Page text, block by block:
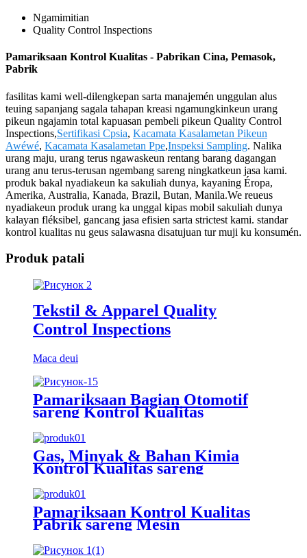
Ngamimitian
Quality Control Inspections
Pamariksaan Kontrol Kualitas - Pabrikan Cina, Pemasok,
Pabrik
fasilitas kami well-dilengkepan sarta manajemén unggulan alus
teuing sapanjang sagala tahapan kreasi ngamungkinkeun urang
pikeun ngajamin total kapuasan pembeli pikeun Quality Control
Inspections,Sertifikasi Cpsia, Kacamata Kasalametan Pikeun
Awéwé, Kacamata Kasalametan Ppe,Inspeksi Sampling. Nalika
urang maju, urang terus ngawaskeun rentang barang dagangan
urang anu terus-terusan ngembang sareng ningkatkeun jasa kami.
produk bakal nyadiakeun ka sakuliah dunya, kayaning Éropa,
Amerika, Australia, Kanada, Brazil, Butan, Manila.We reueus
nyadiakeun produk urang ka unggal kipas mobil sakuliah dunya
kalayan fléksibel, gancang jasa efisien sarta strictest kami. standar
kontrol kualitas nu geus salawasna disatujuan tur muji ku konsumén.
Produk patali
Tekstil & Apparel Quality
Control Inspections
Maca deui
Pamariksaan Bagian Otomotif
sareng Kontrol Kualitas
Gas, Minyak & Bahan Kimia
Kontrol Kualitas sareng
Pamariksaan Kontrol Kualitas
Pabrik sareng Mesin